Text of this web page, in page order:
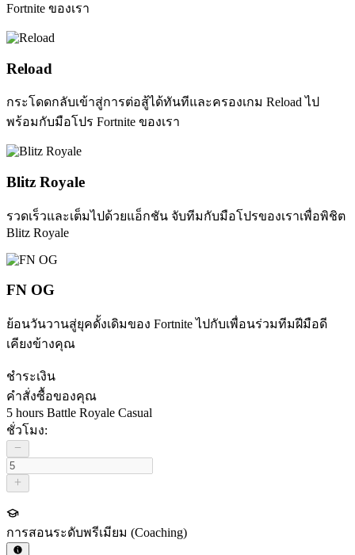
Fortnite ของเรา
Reload
กระโดดกลับเข้าสู่การต่อสู้ได้ทันทีและครองเกม Reload ไป
พร้อมกับมือโปร Fortnite ของเรา
Blitz Royale
รวดเร็วและเต็มไปด้วยแอ็กชัน จับทีมกับมือโปรของเราเพื่อพิชิต
Blitz Royale
FN OG
ย้อนวันวานสู่ยุคดั้งเดิมของ Fortnite ไปกับเพื่อนร่วมทีมฝีมือดี
เคียงข้างคุณ
ชำระเงิน
คำสั่งซื้อของคุณ
5 hours Battle Royale Casual
ชั่วโมง:
การสอนระดับพรีเมียม (Coaching)